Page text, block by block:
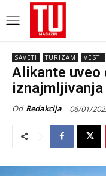
SAVETI TURIZAM VESTI
Alikante uveo
Od Redakcija 06/01/